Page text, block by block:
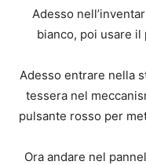
Adesso
bianco, poi usare
Adesso entrare nella
tessera nel
pulsante rosso per
Ora andare nel